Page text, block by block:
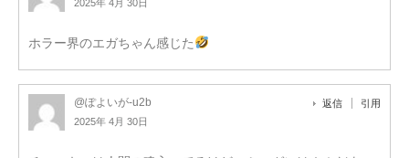
2025年 4月 30日
ホラー界のエガちゃん感じた
@ぽよいが-u2b
2025年 4月 30日
返信 引用